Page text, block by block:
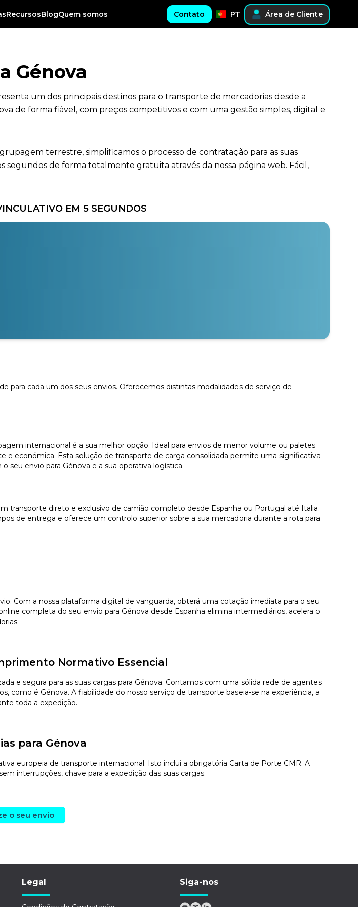
RecursosBlogQuem somos Contato PT Área de Cliente
Génova
um dos principais destinos para o transporte de mercadorias desde a
de forma fiável, com preços competitivos e com uma gestão simples, digital e
terrestre, simplificamos o processo de contratação para as suas
de forma totalmente gratuita através da nossa página web. Fácil,
EM 5 SEGUNDOS
para cada um dos seus envios. Oferecemos distintas modalidades de serviço de
internacional é a sua melhor opção. Ideal para envios de menor volume ou paletes
e económica. Esta solução de transporte de carga consolidada permite uma significativa
seu envio para Génova e a sua operativa logística.
transporte direto e exclusivo de camião completo desde Espanha ou Portugal até Italia.
de entrega e oferece um controlo superior sobre a sua mercadoria durante a rota para
Com a nossa plataforma digital de vanguarda, obterá uma cotação imediata para o seu
completa do seu envio para Génova desde Espanha elimina intermediários, acelera o
Normativo Essencial
e segura para as suas cargas para Génova. Contamos com uma sólida rede de agentes
como é Génova. A fiabilidade do nosso serviço de transporte baseia-se na experiência, a
toda a expedição.
para Génova
europeia de transporte internacional. Isto inclui a obrigatória Carta de Porte CMR. A
interrupções, chave para a expedição das suas cargas.
o seu envio
Legal Siga-nos